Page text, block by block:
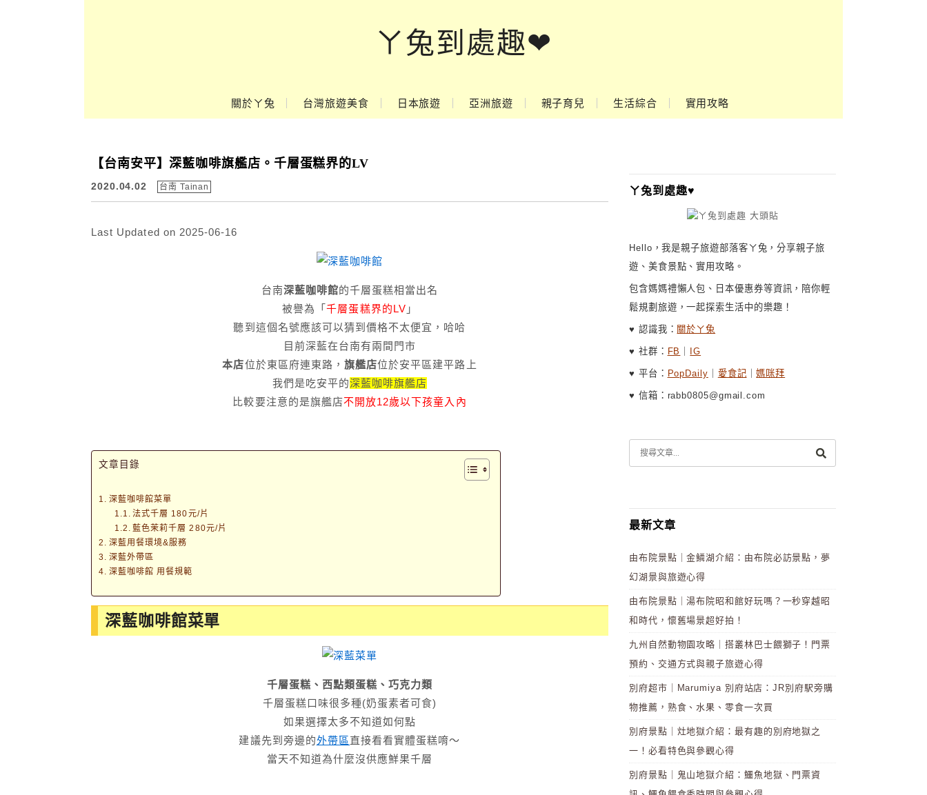
ㄚ兔到處趣❤
關於ㄚ兔 台灣旅遊美食 日本旅遊 亞洲旅遊 親子育兒 生活綜合 實用攻略
【台南安平】深藍咖啡旗艦店。千層蛋糕界的LV
2020.04.02 台南 Tainan
Last Updated on 2025-06-16
台南深藍咖啡館的千層蛋糕相當出名
被譽為「千層蛋糕界的LV 」
聽到這個名號應該可以猜到價格不太便宜，哈哈
目前深藍在台南有兩間門市
本店位於東區府連東路， 旗艦店位於安平區建平路上
我們是吃安平的深藍咖啡旗艦店
比較要注意的是旗艦店不開放12歲以下孩童入內
文章目錄
深藍咖啡館菜單
法式千層 180元/片
藍色茉莉千層 280元/片
深藍用餐環境&服務
深藍外帶區
深藍咖啡館 用餐規範
深藍咖啡館菜單
千層蛋糕、西點類蛋糕、巧克力類
千層蛋糕口味很多種(奶蛋素者可食)
如果選擇太多不知道如何點
建議先到旁邊的外帶區直接看看實體蛋糕唷～
當天不知道為什麼沒供應鮮果千層
ㄚ兔到處趣♥
Hello，我是親子旅遊部落客ㄚ兔，分享親子旅
遊、美食景點、實用攻略。
包含媽媽禮懶人包、日本優惠券等資訊，陪你輕
鬆規劃旅遊，一起探索生活中的樂趣！
♥ 認識我： 關於ㄚ兔
♥ 社群： FB IG
♥ 平台： PopDaily 愛食記 ｜媽咪拜
♥ 信箱：rabb0805@gmail.com
最新文章
由布院景點｜金鱗湖介紹：由布院必訪景點，夢
幻湖景與旅遊心得
由布院景點｜湯布院昭和館好玩嗎？一秒穿越昭
和時代，懷舊場景超好拍！
九州自然動物園攻略｜搭叢林巴士餵獅子！門票
預約、交通方式與親子旅遊心得
別府超市｜Marumiya 別府站店：JR別府駅旁購
物推薦，熟食、水果、零食一次買
別府景點｜灶地獄介紹：最有趣的別府地獄之
一！必看特色與參觀心得
別府景點｜鬼山地獄介紹：鱷魚地獄、門票資